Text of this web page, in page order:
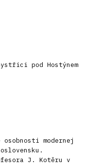
pod Hostýnem
modernej
J. Kotěru v